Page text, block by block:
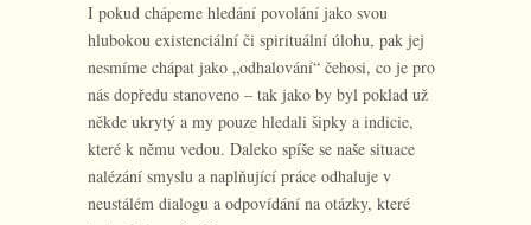
I pokud chápeme hledání povolání jako svou
hlubokou existenciální či spirituální úlohu, pak jej
nesmíme chápat jako „odhalování“ čehosi, co je pro
nás dopředu stanoveno – tak jako by byl poklad už
někde ukrytý a my pouze hledali šipky a indicie,
které k němu vedou. Daleko spíše se naše situace
nalézání smyslu a naplňující práce odhaluje v
neustálém dialogu a odpovídání na otázky, které